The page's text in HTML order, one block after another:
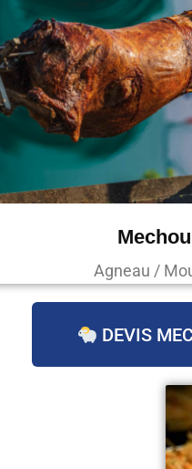
Agneau /
DEVIS